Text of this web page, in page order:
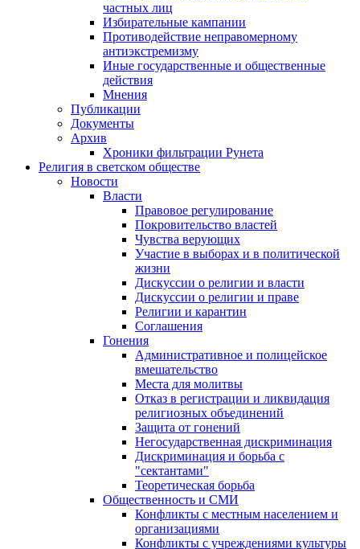
частных лиц
Избирательные кампании
Противодействие неправомерному
антиэкстремизму
Иные государственные и общественные
действия
Мнения
Публикации
Документы
Архив
Хроники фильтрации Рунета
Религия в светском обществе
Новости
Власти
Правовое регулирование
Покровительство властей
Чувства верующих
Участие в выборах и в политической
жизни
Дискуссии о религии и власти
Дискуссии о религии и праве
Религии и карантин
Соглашения
Гонения
Административное и полицейское
вмешательство
Места для молитвы
Отказ в регистрации и ликвидация
религиозных объединений
Защита от гонений
Негосударственная дискриминация
Дискриминация и борьба с
"сектантами"
Теоретическая борьба
Общественность и СМИ
Конфликты с местным населением и
организациями
Конфликты с учреждениями культуры